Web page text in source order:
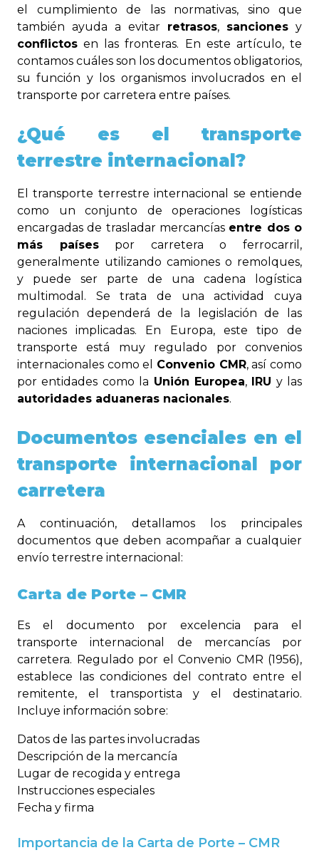
el cumplimiento de las normativas, sino que
también ayuda a evitar retrasos, sanciones y
conflictos en las fronteras. En este artículo, te
contamos cuáles son los documentos obligatorios,
su función y los organismos involucrados en el
transporte por carretera entre países.
¿Qué es el transporte
terrestre internacional?
El transporte terrestre internacional se entiende
como un conjunto de operaciones logísticas
encargadas de trasladar mercancías entre dos o
más paísespor carretera o ferrocarril,
generalmente utilizando camiones o remolques,
y puede ser parte de una cadena logística
multimodal. Se trata de una actividad cuya
regulación dependerá de la legislación de las
naciones implicadas. En Europa, este tipo de
transporte está muy regulado por convenios
internacionales como el Convenio CMR, así como
por entidades como la Unión Europea, IRU y las
autoridades aduaneras nacionales.
Documentos esenciales en el
transporte internacional por
carretera
A continuación, detallamos los principales
documentos que deben acompañar a cualquier
envío terrestre internacional:
Carta de Porte – CMR
Es el documento por excelencia para el
transporte internacional de mercancías por
carretera. Regulado por el Convenio CMR (1956),
establece las condiciones del contrato entre el
remitente, el transportista y el destinatario.
Incluye información sobre:
Datos de las partes involucradas
Descripción de la mercancía
Lugar de recogida y entrega
Instrucciones especiales
Fecha y firma
Importancia de la Carta de Porte – CMR